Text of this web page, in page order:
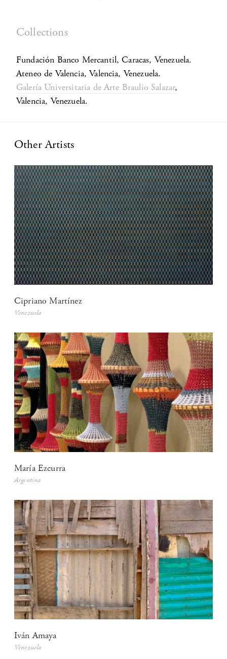
Collections
Fundación Banco Mercantil, Caracas, Venezuela.
Ateneo de Valencia, Valencia, Venezuela.
Galería Universitaria de Arte Braulio Salazar,
Valencia, Venezuela.
Other Artists
Cipriano Martínez
Venezuela
María Ezcurra
Argentina
Iván Amaya
Venezuela